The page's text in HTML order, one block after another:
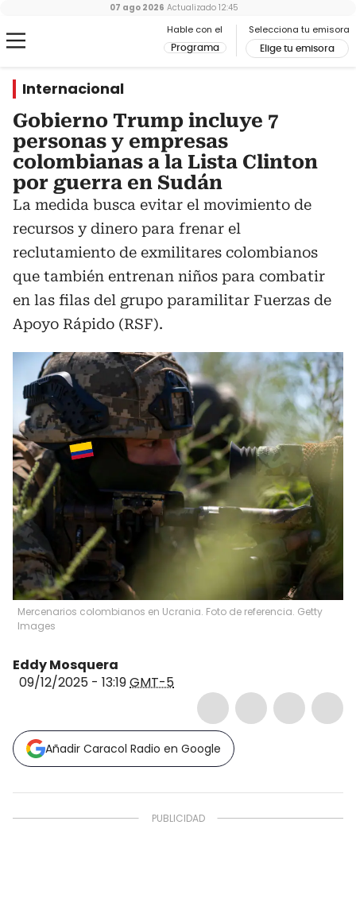
Hable con el
Programa
Selecciona tu emisora
Elige tu emisora
07 ago 2026 Actualizado 12:45
Internacional
Gobierno Trump incluye 7
personas y empresas
colombianas a la Lista Clinton
por guerra en Sudán
La medida busca evitar el movimiento de
recursos y dinero para frenar el
reclutamiento de exmilitares colombianos
que también entrenan niños para combatir
en las filas del grupo paramilitar Fuerzas de
Apoyo Rápido (RSF).
Mercenarios colombianos en Ucrania. Foto de referencia. Getty
Images
Eddy Mosquera
09/12/2025 - 13:19GMT-5
Añadir Caracol Radio en Google